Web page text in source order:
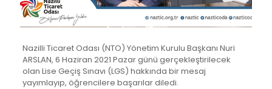
Nazilli Ticaret Odası (NTO) Yönetim Kurulu Başkanı Nuri
ARSLAN, 6 Haziran 2021 Pazar günü gerçekleştirilecek
olan Lise Geçiş Sınavı (LGS) hakkında bir mesaj
yayımlayıp, öğrencilere başarılar diledi.